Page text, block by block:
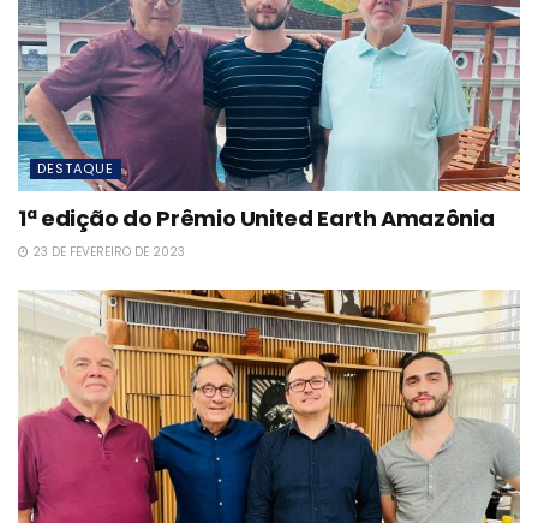
DESTAQUE
1ª edição do Prêmio United Earth Amazônia
23 DE FEVEREIRO DE 2023